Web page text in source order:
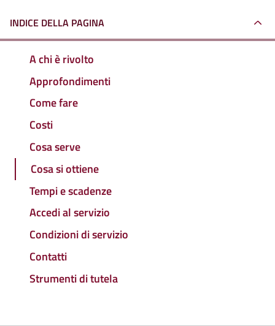
INDICE DELLA PAGINA
A chi è rivolto
Approfondimenti
Come fare
Costi
Cosa serve
Cosa si ottiene
Tempi e scadenze
Accedi al servizio
Condizioni di servizio
Contatti
Strumenti di tutela